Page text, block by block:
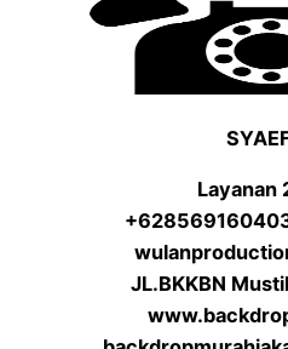
Layanan
JL.BKKBN